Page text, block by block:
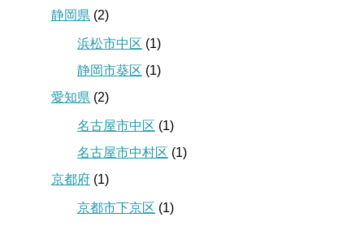
静岡県 (2)
浜松市中区 (1)
静岡市葵区 (1)
愛知県 (2)
名古屋市中区 (1)
名古屋市中村区 (1)
京都府 (1)
京都市下京区 (1)